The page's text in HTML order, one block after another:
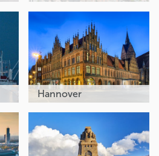
Hannover